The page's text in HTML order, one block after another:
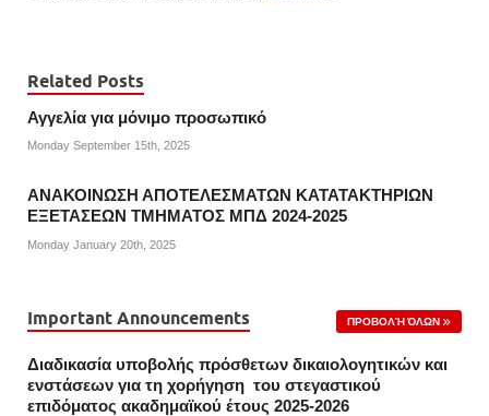
Related Posts
Αγγελία για μόνιμο προσωπικό
Monday September 15th, 2025
ΑΝΑΚΟΙΝΩΣΗ ΑΠΟΤΕΛΕΣΜΑΤΩΝ ΚΑΤΑΤΑΚΤΗΡΙΩΝ
ΕΞΕΤΑΣΕΩΝ ΤΜΗΜΑΤΟΣ ΜΠΔ 2024-2025
Monday January 20th, 2025
Important Announcements ΠΡΟΒΟΛΉ ΌΛΩΝ
Διαδικασία υποβολής πρόσθετων δικαιολογητικών και
ενστάσεων για τη χορήγηση του στεγαστικού
επιδόματος ακαδημαϊκού έτους 2025-2026